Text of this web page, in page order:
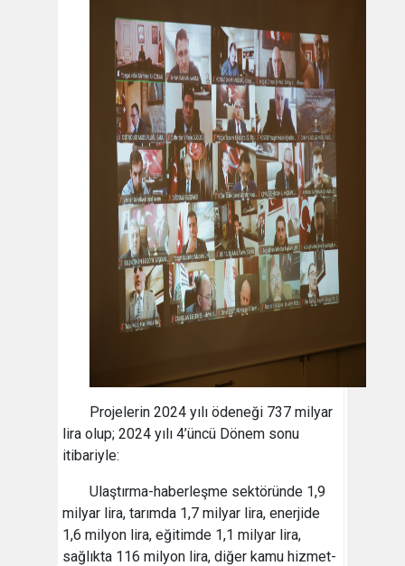
Projelerin 2024 yılı ödeneği 737 milyar
lira olup; 2024 yılı 4’üncü Dönem sonu
itibariyle:
Ulaştırma-haberleşme sektöründe 1,9
milyar lira, tarımda 1,7 milyar lira, enerjide
1,6 milyon lira, eğitimde 1,1 milyar lira,
sağlıkta 116 milyon lira, diğer kamu hizmet-